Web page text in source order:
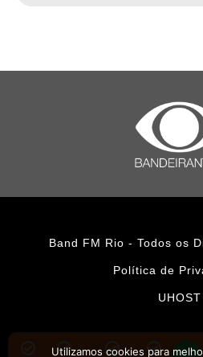
Band FM Rio - Todos os
Política de
UHOST
Utilizamos cookies para